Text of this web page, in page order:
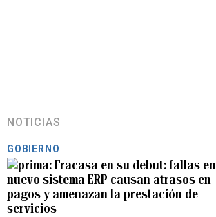
NOTICIAS
GOBIERNO
Fracasa en su debut: fallas en
nuevo sistema ERP causan atrasos en
pagos y amenazan la prestación de
servicios